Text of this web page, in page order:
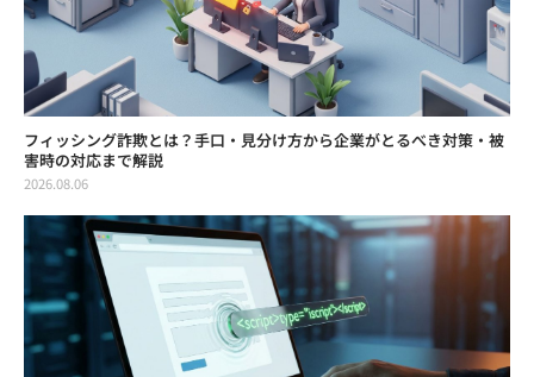
フィッシング詐欺とは？手口・見分け方から企業がとるべき対策・被
害時の対応まで解説
2026.08.06